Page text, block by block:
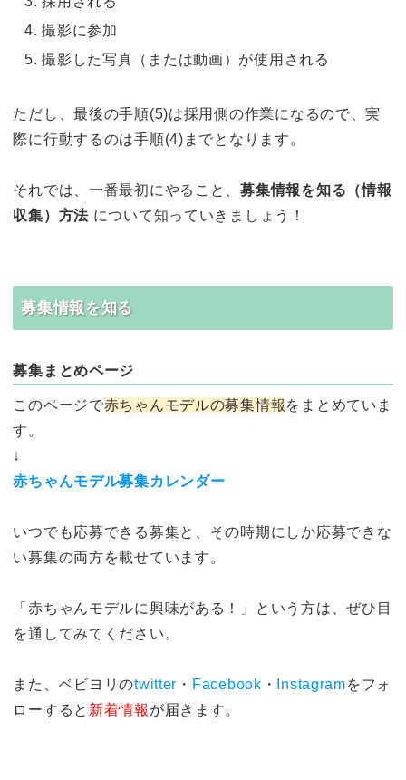
撮影に参加
撮影した写真（または動画）が使用される
ただし、最後の手順(5)は採用側の作業になるので、実
際に行動するのは手順(4)までとなります。
それでは、一番最初にやること、募集情報を知る（情報
収集）方法 について知っていきましょう！
募集情報を知る
募集まとめページ
このページで赤ちゃんモデルの募集情報 をまとめていま
す。
↓
赤ちゃんモデル募集カレンダー
いつでも応募できる募集と、その時期にしか応募できな
い募集の両方を載せています。
「赤ちゃんモデルに興味がある！」という方は、ぜひ目
を通してみてください。
また、ベビヨリのtwitter ・ Facebook ・ Instagramをフォ
ローすると 新着情報 が届きます。